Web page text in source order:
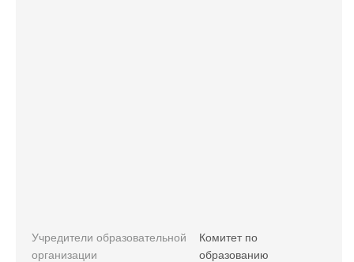
Учредители образовательной
организации
Комитет по
образованию